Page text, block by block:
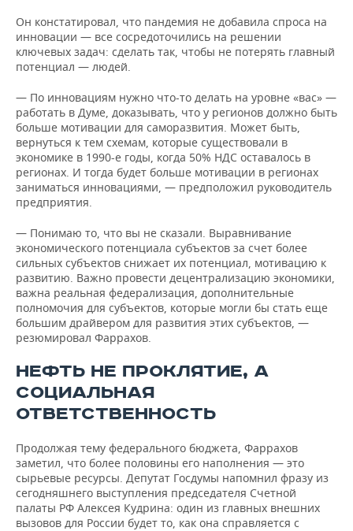
Он констатировал, что пандемия не добавила спроса на
инновации — все сосредоточились на решении
ключевых задач: сделать так, чтобы не потерять главный
потенциал — людей.
— По инновациям нужно что-то делать на уровне «вас» —
работать в Думе, доказывать, что у регионов должно быть
больше мотивации для саморазвития. Может быть,
вернуться к тем схемам, которые существовали в
экономике в 1990-е годы, когда 50% НДС оставалось в
регионах. И тогда будет больше мотивации в регионах
заниматься инновациями, — предположил руководитель
предприятия.
— Понимаю то, что вы не сказали. Выравнивание
экономического потенциала субъектов за счет более
сильных субъектов снижает их потенциал, мотивацию к
развитию. Важно провести децентрализацию экономики,
важна реальная федерализация, дополнительные
полномочия для субъектов, которые могли бы стать еще
большим драйвером для развития этих субъектов, —
резюмировал Фаррахов.
НЕФТЬ НЕ ПРОКЛЯТИЕ, А
СОЦИАЛЬНАЯ
ОТВЕТСТВЕННОСТЬ
Продолжая тему федерального бюджета, Фаррахов
заметил, что более половины его наполнения — это
сырьевые ресурсы. Депутат Госдумы напомнил фразу из
сегодняшнего выступления председателя Счетной
палаты РФ Алексея Кудрина: один из главных внешних
вызовов для России будет то, как она справляется с